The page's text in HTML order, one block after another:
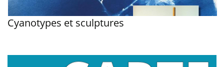
Cyanotypes et sculptures